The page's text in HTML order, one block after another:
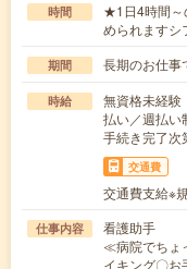
時間
★1日4時間～
められます
期間 長期のお仕
時給
無資格未経
払い／週払い
手続き完了次
交通費
交通費支給※
仕事内容
看護助手
≪病院でちょ
イキング〇